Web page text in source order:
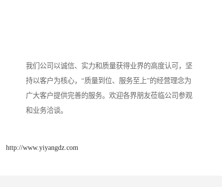
我们公司以诚信、实力和质量获得业界的高度认可，坚
持以客户为核心，“质量到位、服务至上”的经营理念为
广大客户提供完善的服务。欢迎各界朋友莅临公司参观
和业务洽谈。
http://www.yiyangdz.com